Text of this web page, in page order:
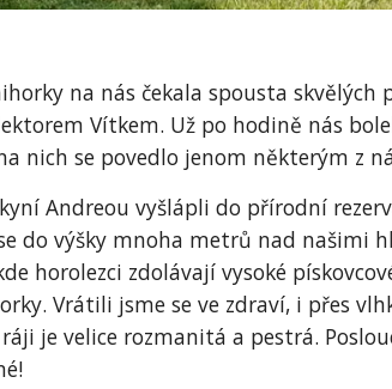
na nás čekala spousta
Vítkem. Už po hodině nás
nich se povedlo jenom některým z
Andreou vyšlápli do přírodní
do výšky mnoha metrů nad
horolezci zdolávají vysoké
Vrátili jsme se ve zdraví, i přes
je velice rozmanitá a pestrá.